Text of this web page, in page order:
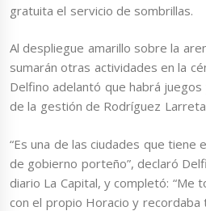
gratuita el servicio de sombrillas.
Al despliegue amarillo sobre la
sumarán otras actividades en la
Delfino adelantó que habrá
de la gestión de Rodríguez
“Es una de las ciudades que tiene
de gobierno porteño”, declaró
diario La Capital, y completó: “Me
con el propio Horacio y